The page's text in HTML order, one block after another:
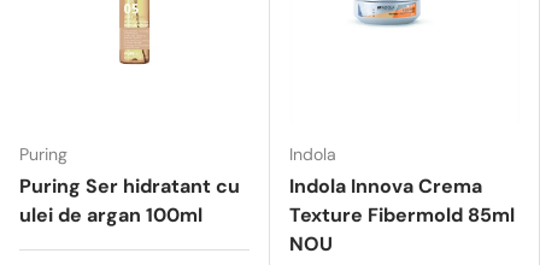
Puring
Puring Ser hidratant cu
ulei de argan 100ml
Indola
Indola Innova Crema
Texture Fibermold 85ml
NOU